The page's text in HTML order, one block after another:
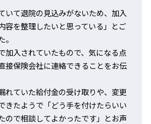
いて退院の見込みがないため、加入
容を整理したいと思っている」とご
加入されていたもので、気になる点
接保険会社に連絡できることをお伝
れていた給付金の受け取りや、変更
きたようで「どう手を付けたらいい
ので相談してよかったです」とお声